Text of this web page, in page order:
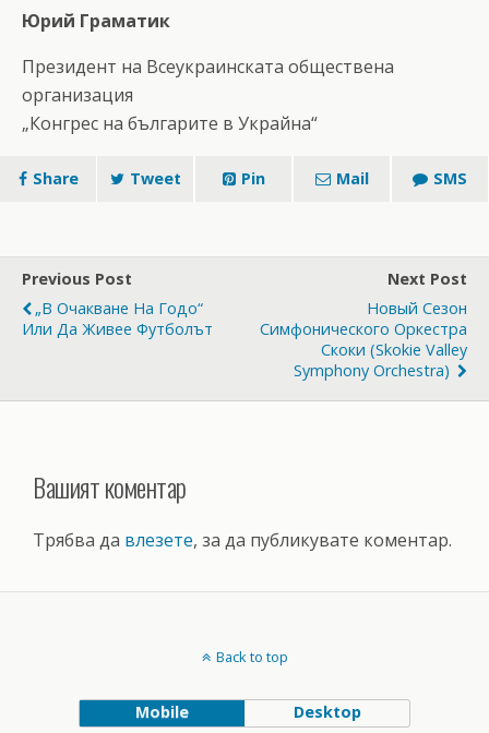
Юрий Граматик
Президент на Всеукраинската обществена
организация
„Конгрес на българите в Украйна“
Share Tweet Pin Mail SMS
Previous Post
„В Очакване На Годо“
Или Да Живее Футболът
Next Post
Новый Сезон
Симфонического Оркестра
Скоки (Skokie Valley
Symphony Orchestra)
Вашият коментар
Трябва да влезете, за да публикувате коментар.
Back to top
Mobile Desktop